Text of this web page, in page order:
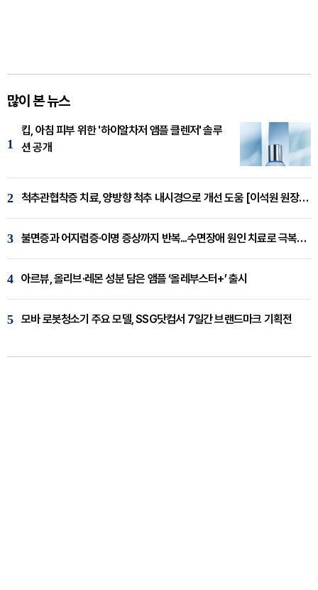
많이 본 뉴스
1
킵, 아침 피부 위한 '하이알차저 앰플 클렌저' 솔루
션 공개
2 척추관협착증 치료, 양방향 척추 내시경으로 개선 도움 [이석원 원장 칼럼]
3 불면증과 어지럼증·이명 증상까지 반복...수면장애 원인 치료로 극복해야
4 아르뷰, 올리브·레몬 성분 담은 앰플 ‘올레부스터+’ 출시
5 모바 로봇청소기 주요 모델, SSG닷컴서 7일간 브랜드마크 기획전